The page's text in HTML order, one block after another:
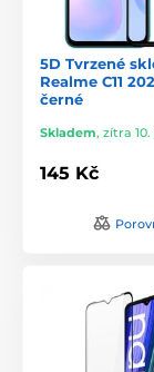
5D Tvrzené
Realme C11
černé
Skladem, zítra 10.
145 Kč